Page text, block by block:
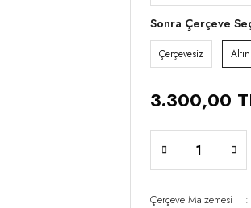
Sonra Çerçeve
Çerçevesiz
3.300,00
Çerçeve Malzemesi